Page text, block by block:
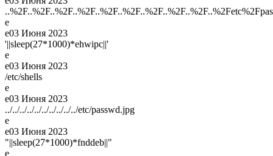
e
e03 Июня 2023
'||sleep(27*1000)*ehwipc||'
e
e03 Июня 2023
/etc/shells
e
e03 Июня 2023
../../../../../../../../../../etc/passwd.jpg
e
e03 Июня 2023
"||sleep(27*1000)*fnddeb||"
e